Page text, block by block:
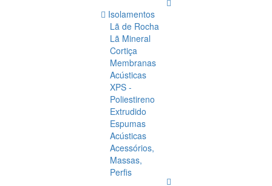
Isolamentos
Lã de Rocha
Lã Mineral
Cortiça
Membranas
Acústicas
XPS -
Poliestireno
Extrudido
Espumas
Acústicas
Acessórios,
Massas,
Perfis